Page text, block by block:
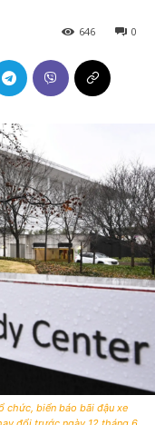
0
646
chức, biển báo bãi đậu xe